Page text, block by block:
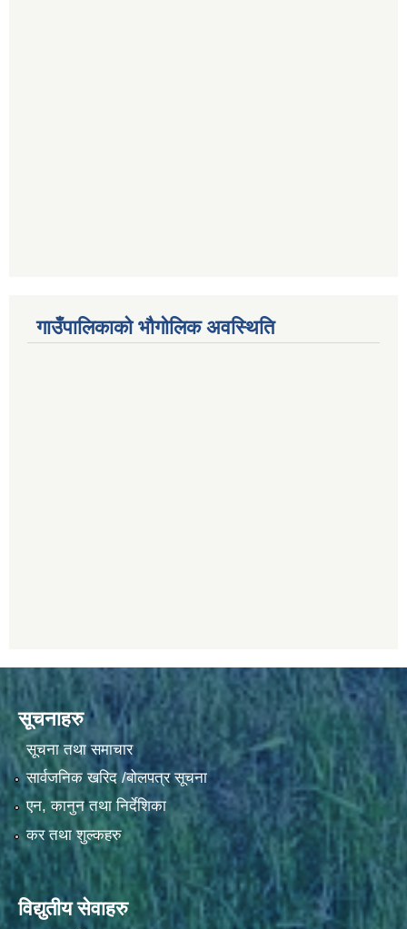
गाउँपालिकाको भौगोलिक अवस्थिति
सूचनाहरु
सूचना तथा समाचार
सार्वजनिक खरिद /बोलपत्र सूचना
एन, कानुन तथा निर्देशिका
कर तथा शुल्कहरु
विद्युतीय सेवाहरु